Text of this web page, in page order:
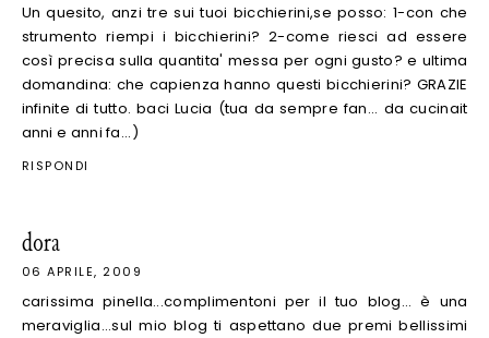
Un quesito, anzi tre sui tuoi bicchierini,se posso: 1-con che
strumento riempi i bicchierini? 2-come riesci ad essere
così precisa sulla quantita' messa per ogni gusto? e ultima
domandina: che capienza hanno questi bicchierini? GRAZIE
infinite di tutto. baci Lucia (tua da sempre fan... da cucinait
anni e anni fa...)
RISPONDI
dora
06 APRILE, 2009
carissima pinella...complimentoni per il tuo blog... è una
meraviglia...sul mio blog ti aspettano due premi bellissimi